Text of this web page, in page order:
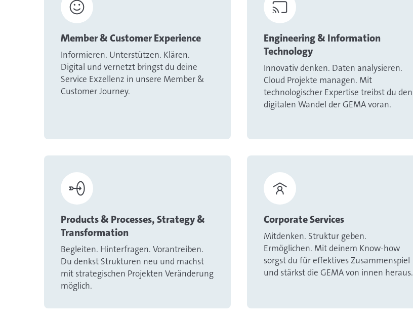
Member & Customer Experience
Informieren. Unterstützen. Klären.
Digital und vernetzt bringst du deine
Service Exzellenz in unsere Member &
Customer Journey.
Engineering & Information
Technology
Innovativ denken. Daten analysieren.
Cloud Projekte managen. Mit
technologischer Expertise treibst du den
digitalen Wandel der GEMA voran.
Products & Processes, Strategy &
Transformation
Begleiten. Hinterfragen. Vorantreiben.
Du denkst Strukturen neu und machst
mit strategischen Projekten Veränderung
möglich.
Corporate Services
Mitdenken. Struktur geben.
Ermöglichen. Mit deinem Know-how
sorgst du für effektives Zusammenspiel
und stärkst die GEMA von innen heraus.